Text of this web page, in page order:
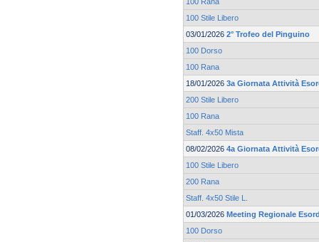
100 Stile Libero
03/01/2026 2° Trofeo del Pinguino
100 Dorso
100 Rana
18/01/2026 3a Giornata Attività
200 Stile Libero
100 Rana
Staff. 4x50 Mista
08/02/2026 4a Giornata Attività
100 Stile Libero
200 Rana
Staff. 4x50 Stile L.
01/03/2026 Meeting Regionale
100 Dorso